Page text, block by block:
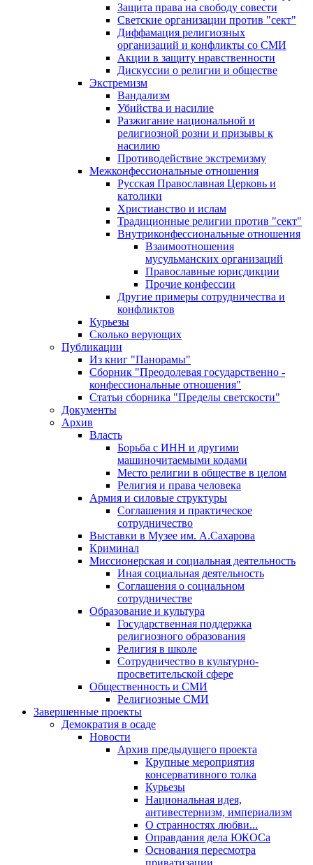
Защита права на свободу совести
Светские организации против "сект"
Диффамация религиозных
организаций и конфликты со СМИ
Акции в защиту нравственности
Дискуссии о религии и обществе
Экстремизм
Вандализм
Убийства и насилие
Разжигание национальной и
религиозной розни и призывы к
насилию
Противодействие экстремизму
Межконфессиональные отношения
Русская Православная Церковь и
католики
Христианство и ислам
Традиционные религии против "сект"
Внутриконфессиональные отношения
Взаимоотношения
мусульманских организаций
Православные юрисдикции
Прочие конфессии
Другие примеры сотрудничества и
конфликтов
Курьезы
Сколько верующих
Публикации
Из книг "Панорамы"
Сборник "Преодолевая государственно -
конфессиональные отношения"
Статьи сборника "Пределы светскости"
Документы
Архив
Власть
Борьба с ИНН и другими
машиночитаемыми кодами
Место религии в обществе в целом
Религия и права человека
Армия и силовые структуры
Соглашения и практическое
сотрудничество
Выставки в Музее им. А.Сахарова
Криминал
Миссионерская и социальная деятельность
Иная социальная деятельность
Соглашения о социальном
сотрудничестве
Образование и культура
Государственная поддержка
религиозного образования
Религия в школе
Сотрудничество в культурно-
просветительской сфере
Общественность и СМИ
Религиозные СМИ
Завершенные проекты
Демократия в осаде
Новости
Архив предыдущего проекта
Крупные мероприятия
консервативного толка
Курьезы
Национальная идея,
антивестернизм, империализм
О странностях любви...
Оправдания дела ЮКОСа
Основания пересмотра
приватизации